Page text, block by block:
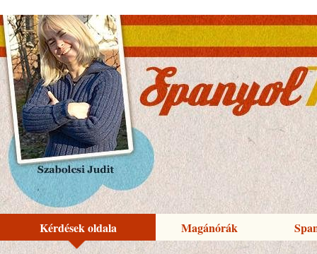
Kérdések oldala Magánórák